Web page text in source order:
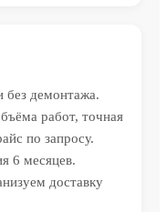
без демонтажа.
работ, точная
по запросу.
6 месяцев.
доставку